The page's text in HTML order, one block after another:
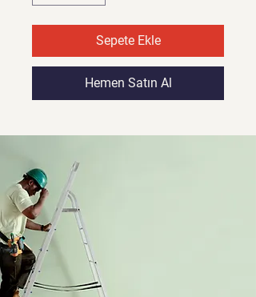
Sepete Ekle
Hemen Satın Al